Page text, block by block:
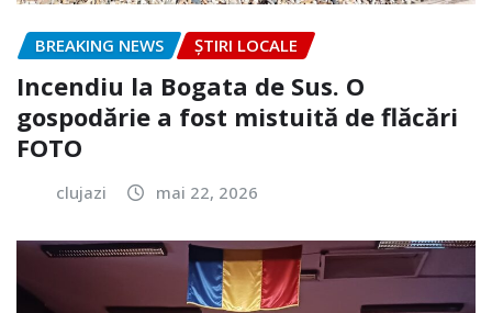
BREAKING NEWS ȘTIRI LOCALE
Incendiu la Bogata de Sus. O
gospodărie a fost mistuită de flăcări
FOTO
clujazi mai 22, 2026